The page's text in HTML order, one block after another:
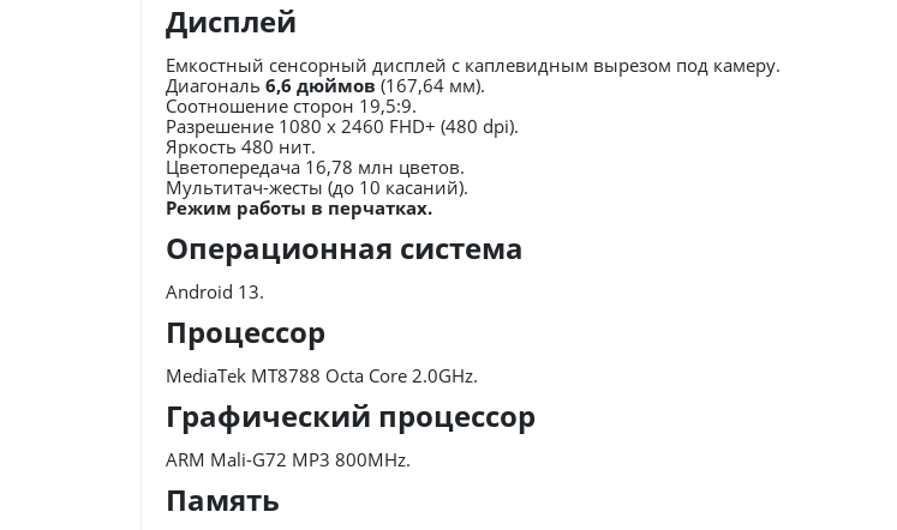
Дисплей
Емкостный сенсорный дисплей с каплевидным вырезом под камеру.
Диагональ 6,6 дюймов (167,64 мм).
Соотношение сторон 19,5:9.
Разрешение 1080 х 2460 FHD+ (480 dpi).
Яркость 480 нит.
Цветопередача 16,78 млн цветов.
Мультитач-жесты (до 10 касаний).
Режим работы в перчатках.
Операционная система
Android 13.
Процессор
MediaTek MT8788 Octa Core 2.0GHz.
Графический процессор
ARM Mali-G72 MP3 800MHz.
Память